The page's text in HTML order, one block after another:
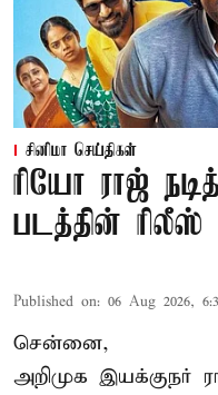
சினிமா செய்திகள்
ரியோ ராஜ்
படத்தின் ரிலீஸ்
Published on: 06 Aug 2026,
சென்னை,
அறிமுக